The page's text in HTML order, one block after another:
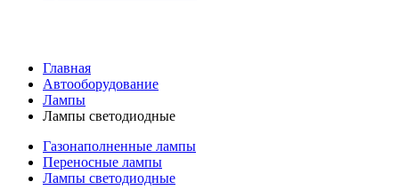
Главная
Автооборудование
Лампы
Лампы светодиодные
Газонаполненные лампы
Переносные лампы
Лампы светодиодные